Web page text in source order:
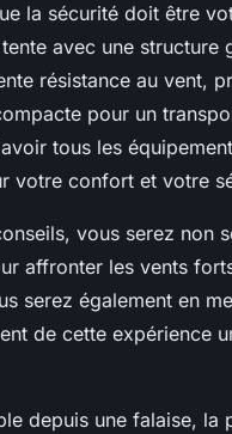
la sécurité doit être
avec une structure
résistance au vent,
pour un
tous les
votre confort et votre
vous serez non
affronter les vents
serez également en
de cette expérience
depuis une falaise, la